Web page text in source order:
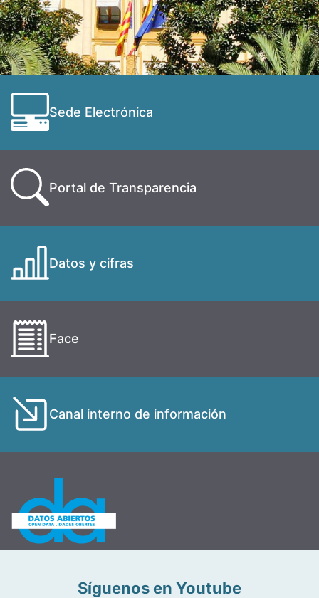
Sede Electrónica
Portal de Transparencia
Datos y cifras
Face
Canal interno de información
Síguenos en Youtube